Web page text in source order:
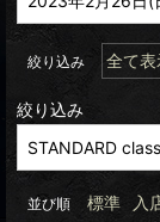
絞り込み 全て表
絞り込み
並び順 標準 入